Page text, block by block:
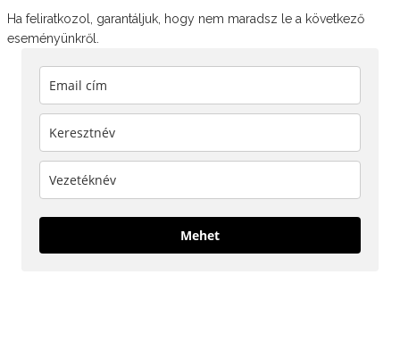
Ha feliratkozol, garantáljuk, hogy nem maradsz le a következő
eseményünkről.
Mehet